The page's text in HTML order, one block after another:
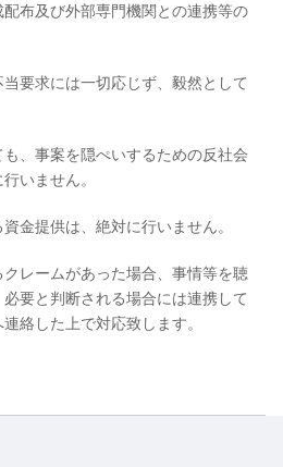
布及び外部専門機関との連携等の
要求には一切応じず、毅然として
、事案を隠ぺいするための反社会
いません。
金提供は、絶対に行いません。
レームがあった場合、事情等を聴
要と判断される場合には連携して
絡した上で対応致します。